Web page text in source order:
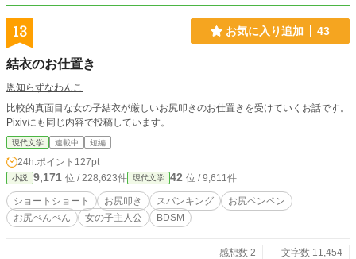
13 お気に入り追加 43
結衣のお仕置き
恩知らずなわんこ
比較的真面目な女の子結衣が厳しいお尻叩きのお仕置きを受けていくお話です。
Pixivにも同じ内容で投稿しています。
現代文学 連載中 短編
24h.ポイント 127pt
小説 9,171 位 / 228,623件 現代文学 42 位 / 9,611件
ショートショート お尻叩き スパンキング
お尻ペンペン
お尻ぺんぺん
女の子主人公 BDSM
感想数 2
文字数 11,454